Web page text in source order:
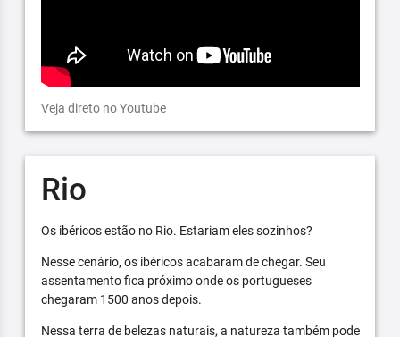
Veja direto no Youtube
Rio
Os ibéricos estão no Rio. Estariam eles sozinhos?
Nesse cenário, os ibéricos acabaram de chegar. Seu
assentamento fica próximo onde os portugueses
chegaram 1500 anos depois.
Nessa terra de belezas naturais, a natureza também pode